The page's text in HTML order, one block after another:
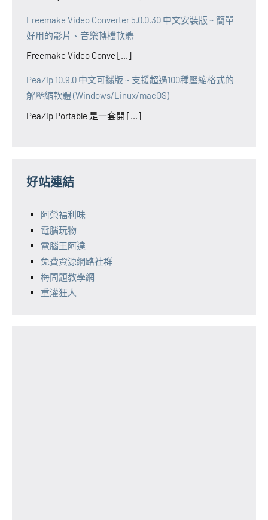
Freemake Video Converter 5.0.0.30 中文安裝版 ~ 簡單
好用的影片、音樂轉檔軟體
Freemake Video Conve [...]
PeaZip 10.9.0 中文可攜版 ~ 支援超過100種壓縮格式的
解壓縮軟體 (Windows/Linux/macOS)
PeaZip Portable 是一套開 [...]
好站連結
阿榮福利味
電腦玩物
電腦王阿達
免費資源網路社群
梅問題教學網
重灌狂人